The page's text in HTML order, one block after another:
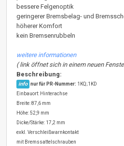
bessere Felgenoptik
geringerer Bremsbelag- und
höherer Komfort
kein Bremsenrubbeln
weitere informationen
( link öffnet sich in einem neuen
Beschreibung:
info nur für PR-Nummer: 1KQ;1KD
Einbauort: Hinterachse
Breite: 87,6 mm
Höhe: 52,9 mm
Dicke/Stärke: 17,2 mm
exkl. Verschleißwarnkontakt
mit Bremssattelschrauben